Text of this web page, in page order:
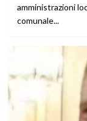
amministrazioni
comunale...